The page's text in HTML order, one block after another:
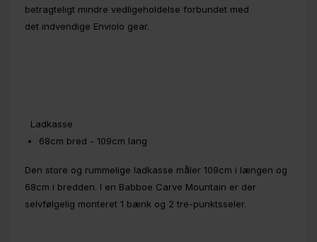
betragteligt mindre vedligeholdelse forbundet med
det indvendige Enviolo gear.
Ladkasse
68cm bred - 109cm lang
Den store og rummelige ladkasse måler 109cm i længen og
68cm i bredden. I en Babboe Carve Mountain er der
selvfølgelig monteret 1 bænk og 2 tre-punktsseler.